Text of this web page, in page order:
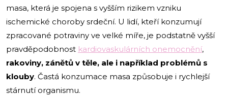
masa, která je spojena s vyšším rizikem vzniku
ischemické choroby srdeční. U lidí, kteří konzumují
zpracované potraviny ve velké míře, je podstatně vyšší
pravděpodobnost kardiovaskulárních onemocnění,
rakoviny, zánětů v těle, ale i například problémů s
klouby. Častá konzumace masa způsobuje i rychlejší
stárnutí organismu.